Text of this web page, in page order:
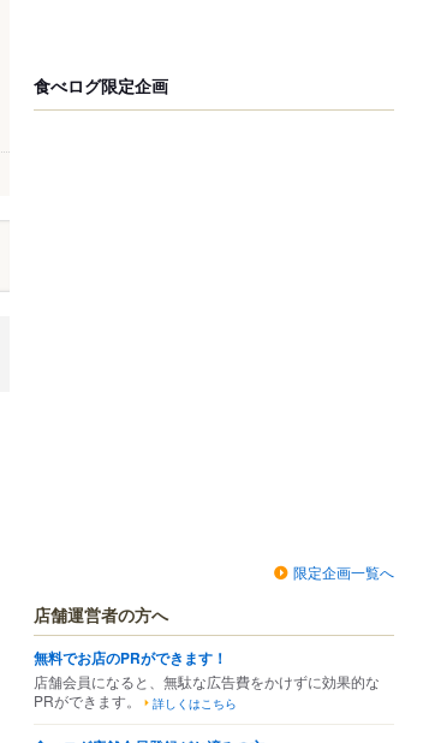
食べログ限定企画
限定企画一覧へ
店舗運営者の方へ
無料でお店のPRができます！
店舗会員になると、無駄な広告費をかけずに効果的な
PRができます。
詳しくはこちら